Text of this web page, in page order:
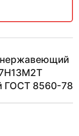
ГОСТ 8560-78